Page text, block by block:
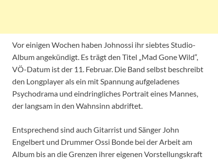
Vor einigen Wochen haben Johnossi ihr siebtes Studio-
Album angekündigt. Es trägt den Titel „Mad Gone Wild“,
VÖ-Datum ist der 11. Februar. Die Band selbst beschreibt
den Longplayer als ein mit Spannung aufgeladenes
Psychodrama und eindringliches Portrait eines Mannes,
der langsam in den Wahnsinn abdriftet.
Entsprechend sind auch Gitarrist und Sänger John
Engelbert und Drummer Ossi Bonde bei der Arbeit am
Album bis an die Grenzen ihrer eigenen Vorstellungskraft